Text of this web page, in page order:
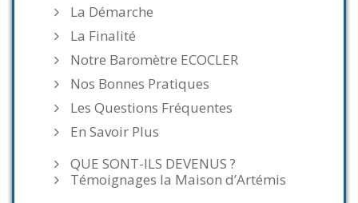
La Démarche
La Finalité
Notre Baromètre ECOCLER
Nos Bonnes Pratiques
Les Questions Fréquentes
En Savoir Plus
QUE SONT-ILS DEVENUS ?
Témoignages la Maison d’Artémis